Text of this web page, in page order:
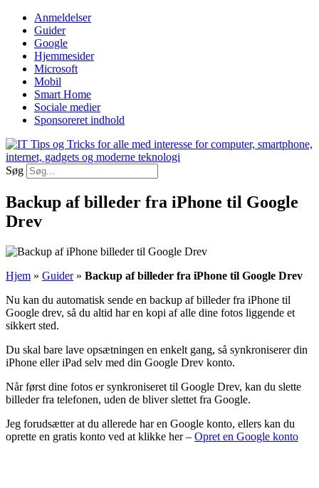
Videre
indhold
Anmeldelser
Guider
Google
Hjemmesider
Microsoft
Mobil
Smart Home
Sociale medier
Sponsoreret indhold
Søg
Backup af billeder fra iPhone til Google
Drev
Hjem » Guider» Backup af billeder fra iPhone til Google Drev
Nu kan du automatisk sende en backup af billeder fra iPhone til
Google drev, så du altid har en kopi af alle dine fotos liggende et
sikkert sted.
Du skal bare lave opsætningen en enkelt gang, så synkroniserer din
iPhone eller iPad selv med din Google Drev konto.
Når først dine fotos er synkroniseret til Google Drev, kan du slette
billeder fra telefonen, uden de bliver slettet fra Google.
Jeg forudsætter at du allerede har en Google konto, ellers kan du
oprette en gratis konto ved at klikke her – Opret en Google konto